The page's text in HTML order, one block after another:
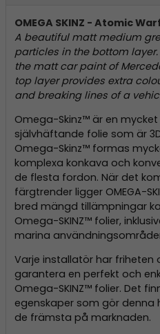
OMEGA SKINZ - Atomic
A beautiful matt medium
particles in the bottom
the matt car paint of
top layer provides extra
and breaking lines of a
Omega-Skinz™ är en
självhäftande folie som är
Omega-Skinz™ formas
komplexa konkava och
de flesta fordon. När det
färgtrender ligger OMEGA-
bred mängd tillämpningar
Omega-SKINZ™ folier,
marina
Varje installatör har friheten
garantera en perfekt och
Omega-SKINZ™ folier. Det
egenskaper som gör
de främsta på marknaden.